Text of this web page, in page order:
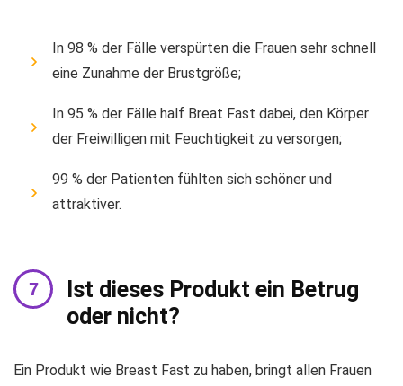
In 98 % der Fälle verspürten die Frauen sehr schnell
eine Zunahme der Brustgröße;
In 95 % der Fälle half Breat Fast dabei, den Körper
der Freiwilligen mit Feuchtigkeit zu versorgen;
99 % der Patienten fühlten sich schöner und
attraktiver.
Ist dieses Produkt ein Betrug
oder nicht?
Ein Produkt wie Breast Fast zu haben, bringt allen Frauen